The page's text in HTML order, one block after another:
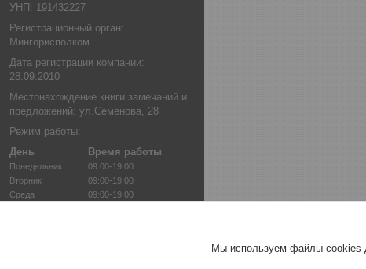
УНП: 191432227
Регистрационный орган:
Мингорисполком
Дата регистрации компании:
28.09.2010
Местонахождение книги замечаний и
предложений: ул.Семенова, 28
Режим работы:
День
Время работы
Понедельник
09:00-19:00
Вторник
09:00-19:00
Среда
09:00-19:00
Мы используем файлы cookies